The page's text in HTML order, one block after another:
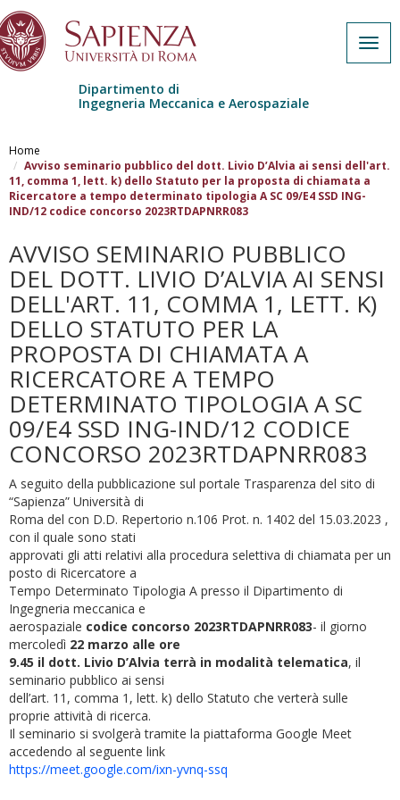
Dipartimento di
Ingegneria Meccanica e Aerospaziale
Home
Avviso seminario pubblico del dott. Livio D’Alvia ai sensi dell'art.
11, comma 1, lett. k) dello Statuto per la proposta di chiamata a
Ricercatore a tempo determinato tipologia A SC 09/E4 SSD ING-
IND/12 codice concorso 2023RTDAPNRR083
AVVISO SEMINARIO PUBBLICO
DEL DOTT. LIVIO D’ALVIA AI SENSI
DELL'ART. 11, COMMA 1, LETT. K)
DELLO STATUTO PER LA
PROPOSTA DI CHIAMATA A
RICERCATORE A TEMPO
DETERMINATO TIPOLOGIA A SC
09/E4 SSD ING-IND/12 CODICE
CONCORSO 2023RTDAPNRR083
A seguito della pubblicazione sul portale Trasparenza del sito di
“Sapienza” Università di
Roma del con D.D. Repertorio n.106 Prot. n. 1402 del 15.03.2023 ,
con il quale sono stati
approvati gli atti relativi alla procedura selettiva di chiamata per un
posto di Ricercatore a
Tempo Determinato Tipologia A presso il Dipartimento di
Ingegneria meccanica e
aerospaziale codice concorso 2023RTDAPNRR083- il giorno
mercoledì 22 marzo alle ore
9.45 il dott. Livio D’Alvia terrà in modalità telematica, il
seminario pubblico ai sensi
dell’art. 11, comma 1, lett. k) dello Statuto che verterà sulle
proprie attività di ricerca.
Il seminario si svolgerà tramite la piattaforma Google Meet
accedendo al seguente link
https://meet.google.com/ixn-yvnq-ssq